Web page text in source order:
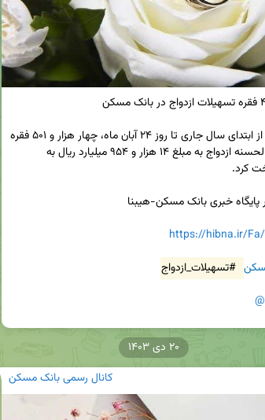
https://hibna.ir/
#تسهیلات_ازدواج
کانال رسمی بانک مسکن
۲۰ دی ۱۴۰۳